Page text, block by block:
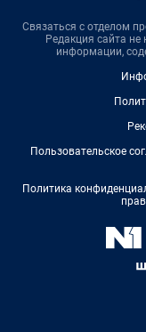
Связаться с отделом
Редакция сайта не
информации,
Пользовательское
Политика